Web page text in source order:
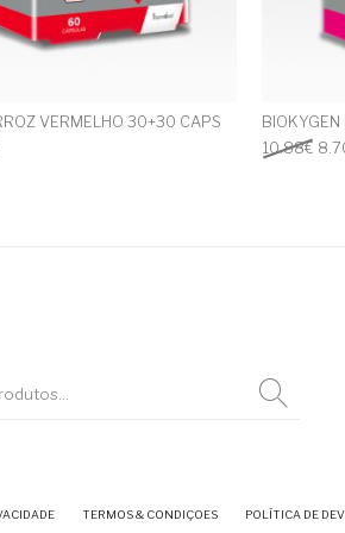
VERMELHO 30+30 CAPS
original era: 14.29€.
preço atual é: 11.43€.
BIOKYGEN
10.88€ O
TERMOS & CONDIÇOES POLÍTICA DE